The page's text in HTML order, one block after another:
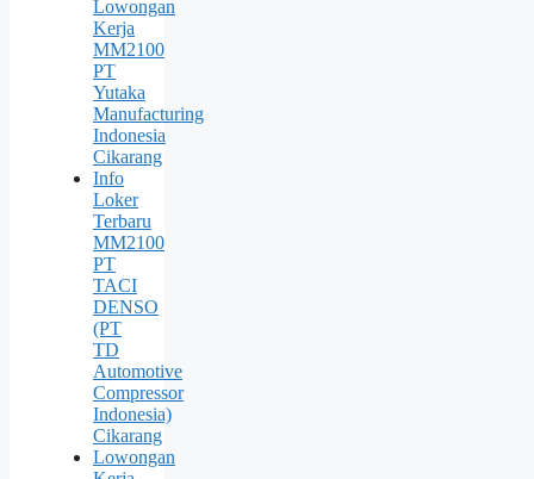
Lowongan
Kerja
MM2100
PT
Yutaka
Manufacturing
Indonesia
Cikarang
Info
Loker
Terbaru
MM2100
PT
TACI
DENSO
(PT
TD
Automotive
Compressor
Indonesia)
Cikarang
Lowongan